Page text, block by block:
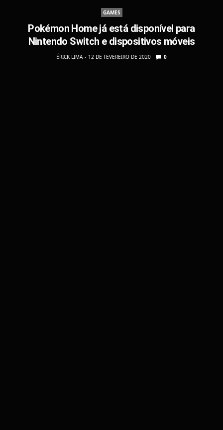
GAMES
Pokémon Home já está disponível para
Nintendo Switch e dispositivos móveis
ÉRICK LIMA 12 DE FEVEREIRO DE 2020 0